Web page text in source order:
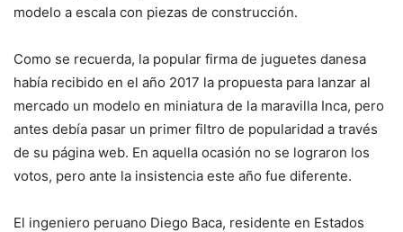
modelo a escala con piezas de construcción.
Como se recuerda, la popular firma de juguetes danesa
había recibido en el año 2017 la propuesta para lanzar al
mercado un modelo en miniatura de la maravilla Inca, pero
antes debía pasar un primer filtro de popularidad a través
de su página web. En aquella ocasión no se lograron los
votos, pero ante la insistencia este año fue diferente.
El ingeniero peruano Diego Baca, residente en Estados